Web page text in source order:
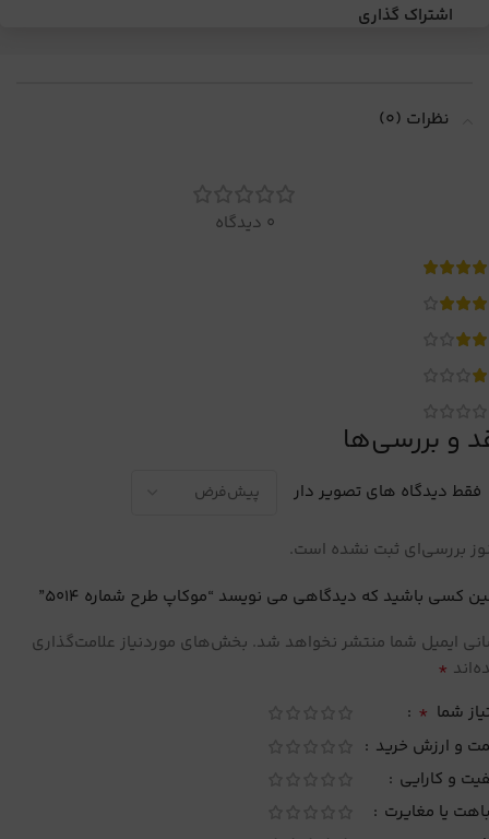
اشتراک گذاری
نظرات (0)
0 دیدگاه
و بررسی‌ها
فقط دیدگاه های تصویر دار
بررسی‌ای ثبت نشده است.
کسی باشید که دیدگاهی می نویسد “موکاپ طرح شماره 5014”
ایمیل شما منتشر نخواهد شد. بخش‌های موردنیاز علامت‌گذاری
*
شما *
و ارزش خرید
و کارایی
یا مغایرت